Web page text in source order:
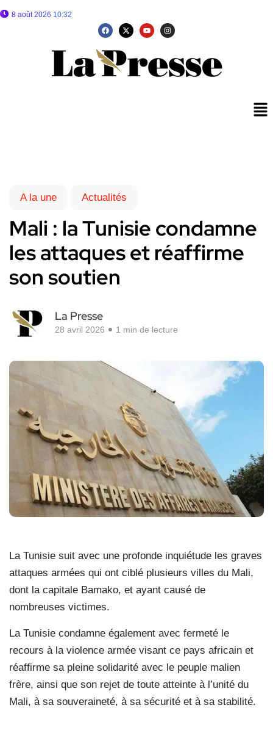
8 août 2026 10:32
A la une Actualités
Mali : la Tunisie condamne
les attaques et réaffirme
son soutien
La Presse
28 avril 2026 1 min de lecture
La Tunisie suit avec une profonde inquiétude les graves
attaques armées qui ont ciblé plusieurs villes du Mali,
dont la capitale Bamako, et ayant causé de
nombreuses victimes.
La Tunisie condamne également avec fermeté le
recours à la violence armée visant ce pays africain et
réaffirme sa pleine solidarité avec le peuple malien
frère, ainsi que son rejet de toute atteinte à l’unité du
Mali, à sa souveraineté, à sa sécurité et à sa stabilité.